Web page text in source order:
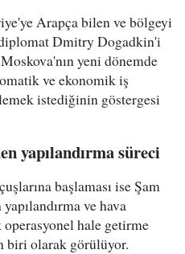
Arapça bilen ve bölgeyi
Dmitry Dogadkin'i
yeni dönemde
ve ekonomik iş
istediğinin göstergesi
yapılandırma süreci
başlaması ise Şam
ve hava
hale getirme
biri olarak görülüyor.